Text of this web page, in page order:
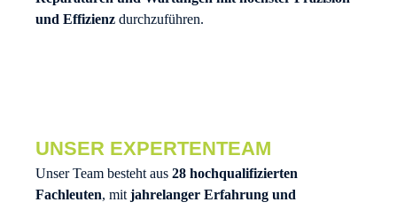
und Effizienz durchzuführen.
UNSER EXPERTENTEAM
Unser Team besteht aus 28 hochqualifizierten
Fachleuten, mit jahrelanger Erfahrung und